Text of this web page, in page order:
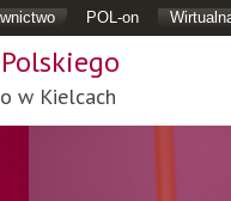
POL-on
w Kielcach